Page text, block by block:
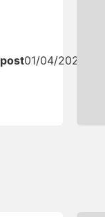
post01/04/2026